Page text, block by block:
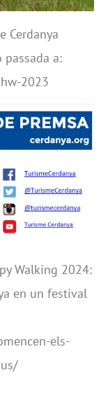
Cerdanya
passada a:
2023
Walking 2024:
en un festival
els-